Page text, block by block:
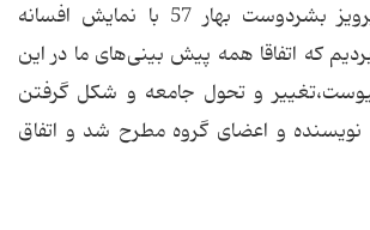
انقلاب را من و پرویز بشردوست بهار 57 با نمایش افسانه
که اتفاقا همه پیش بینی‌های ما در این
و تحول جامعه و شکل گرفتن
و اعضای گروه مطرح شد و اتفاق